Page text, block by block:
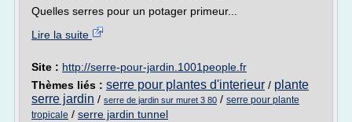
Quelles serres pour un potager primeur...
Lire la suite
Site : http://serre-pour-jardin.1001people.fr
Thèmes liés : serre pour plantes d'interieur / plante
serre jardin / serre de jardin sur muret 3 80 / serre pour plante
tropicale / serre jardin tunnel